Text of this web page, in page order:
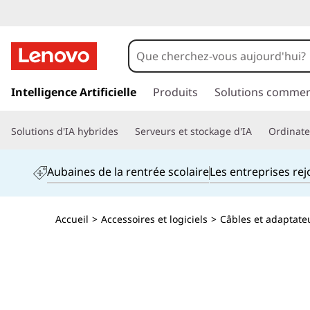
a
e
c
Intelligence Artificielle Produits Solutions
Solutions d'IA hybrides Serveurs et stockage d'IA
Aubaines de la rentrée scolaireLes entreprises
Accueil > Accessoires et logiciels > Câbles et